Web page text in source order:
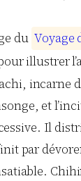
du Voyage
illustrer
incarne
et
Il
par